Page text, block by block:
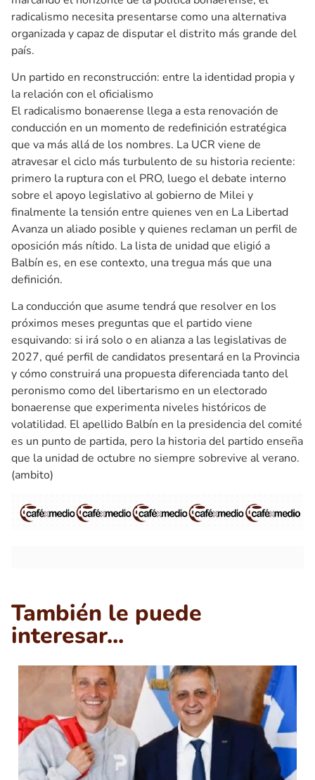
radicalismo necesita presentarse como una alternativa
organizada y capaz de disputar el distrito más grande del
país.
Un partido en reconstrucción: entre la identidad propia y
la relación con el oficialismo
El radicalismo bonaerense llega a esta renovación de
conducción en un momento de redefinición estratégica
que va más allá de los nombres. La UCR viene de
atravesar el ciclo más turbulento de su historia reciente:
primero la ruptura con el PRO, luego el debate interno
sobre el apoyo legislativo al gobierno de Milei y
finalmente la tensión entre quienes ven en La Libertad
Avanza un aliado posible y quienes reclaman un perfil de
oposición más nítido. La lista de unidad que eligió a
Balbín es, en ese contexto, una tregua más que una
definición.
La conducción que asume tendrá que resolver en los
próximos meses preguntas que el partido viene
esquivando: si irá solo o en alianza a las legislativas de
2027, qué perfil de candidatos presentará en la Provincia
y cómo construirá una propuesta diferenciada tanto del
peronismo como del libertarismo en un electorado
bonaerense que experimenta niveles históricos de
volatilidad. El apellido Balbín en la presidencia del comité
es un punto de partida, pero la historia del partido enseña
que la unidad de octubre no siempre sobrevive al verano.
(ambito)
También le puede
interesar...